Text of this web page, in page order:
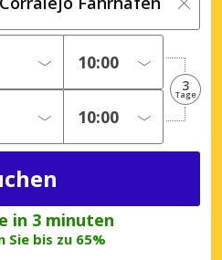
3
Tage
in 3 minuten
Sie bis zu 65%